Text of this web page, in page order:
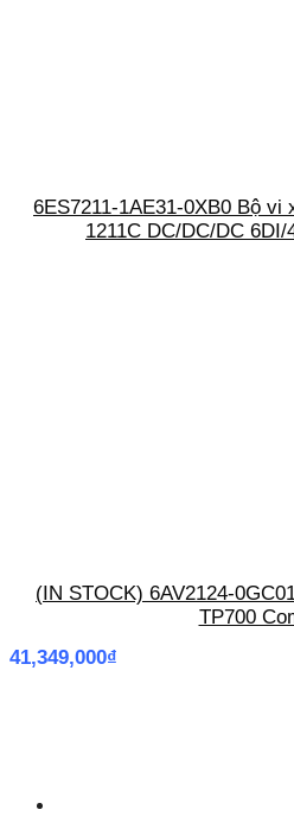
6ES7211-1AE31-0XB0 Bộ
1211C DC/DC/DC
(IN STOCK) 6AV2124-
TP700
41,349,000₫